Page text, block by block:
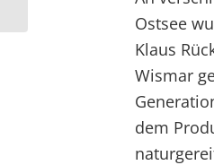
Ostsee
Klaus
Wismar
dem